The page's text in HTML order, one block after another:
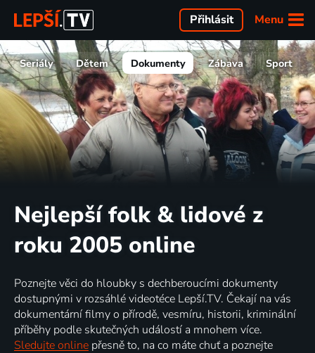
Menu
Přihlásit
Seriály Dětem Dokumenty Zábava Sport
Nejlepší folk & lidové z
roku 2005 online
Poznejte věci do hloubky s dechberoucími dokumenty
dostupnými v rozsáhlé videotéce Lepší.TV. Čekají na vás
dokumentární filmy o přírodě, vesmíru, historii, kriminální
příběhy podle skutečných událostí a mnohem více.
Sledujte online přesně to, na co máte chuť a poznejte